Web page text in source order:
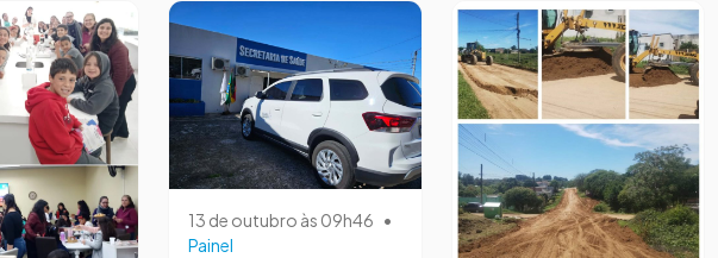
13 de outubro às 09h46 •
Painel